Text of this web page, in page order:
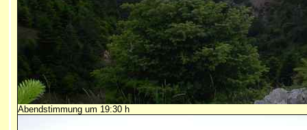
Abendstimmung um 19:30 h